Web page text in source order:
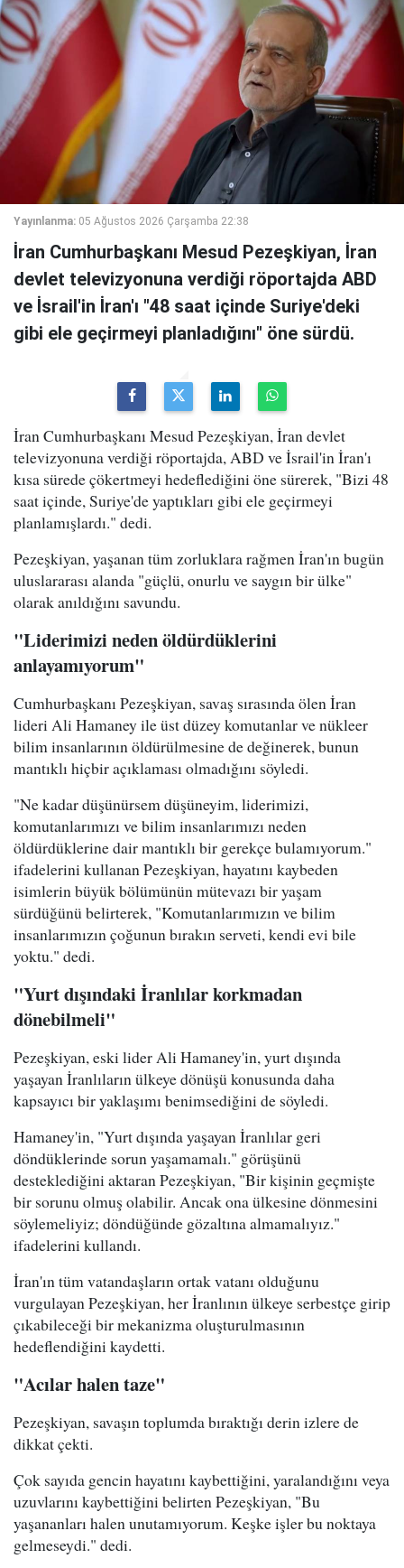
Yayınlanma: 05 Ağustos 2026 Çarşamba 22:38
İran Cumhurbaşkanı Mesud Pezeşkiyan, İran
devlet televizyonuna verdiği röportajda ABD
ve İsrail'in İran'ı "48 saat içinde Suriye'deki
gibi ele geçirmeyi planladığını" öne sürdü.
İran Cumhurbaşkanı Mesud Pezeşkiyan, İran devlet
televizyonuna verdiği röportajda, ABD ve İsrail'in İran'ı
kısa sürede çökertmeyi hedeflediğini öne sürerek, "Bizi 48
saat içinde, Suriye'de yaptıkları gibi ele geçirmeyi
planlamışlardı." dedi.
Pezeşkiyan, yaşanan tüm zorluklara rağmen İran'ın bugün
uluslararası alanda "güçlü, onurlu ve saygın bir ülke"
olarak anıldığını savundu.
"Liderimizi neden öldürdüklerini
anlayamıyorum"
Cumhurbaşkanı Pezeşkiyan, savaş sırasında ölen İran
lideri Ali Hamaney ile üst düzey komutanlar ve nükleer
bilim insanlarının öldürülmesine de değinerek, bunun
mantıklı hiçbir açıklaması olmadığını söyledi.
"Ne kadar düşünürsem düşüneyim, liderimizi,
komutanlarımızı ve bilim insanlarımızı neden
öldürdüklerine dair mantıklı bir gerekçe bulamıyorum."
ifadelerini kullanan Pezeşkiyan, hayatını kaybeden
isimlerin büyük bölümünün mütevazı bir yaşam
sürdüğünü belirterek, "Komutanlarımızın ve bilim
insanlarımızın çoğunun bırakın serveti, kendi evi bile
yoktu." dedi.
"Yurt dışındaki İranlılar korkmadan
dönebilmeli"
Pezeşkiyan, eski lider Ali Hamaney'in, yurt dışında
yaşayan İranlıların ülkeye dönüşü konusunda daha
kapsayıcı bir yaklaşımı benimsediğini de söyledi.
Hamaney'in, "Yurt dışında yaşayan İranlılar geri
döndüklerinde sorun yaşamamalı." görüşünü
desteklediğini aktaran Pezeşkiyan, "Bir kişinin geçmişte
bir sorunu olmuş olabilir. Ancak ona ülkesine dönmesini
söylemeliyiz; döndüğünde gözaltına almamalıyız."
ifadelerini kullandı.
İran'ın tüm vatandaşların ortak vatanı olduğunu
vurgulayan Pezeşkiyan, her İranlının ülkeye serbestçe girip
çıkabileceği bir mekanizma oluşturulmasının
hedeflendiğini kaydetti.
"Acılar halen taze"
Pezeşkiyan, savaşın toplumda bıraktığı derin izlere de
dikkat çekti.
Çok sayıda gencin hayatını kaybettiğini, yaralandığını veya
uzuvlarını kaybettiğini belirten Pezeşkiyan, "Bu
yaşananları halen unutamıyorum. Keşke işler bu noktaya
gelmeseydi." dedi.